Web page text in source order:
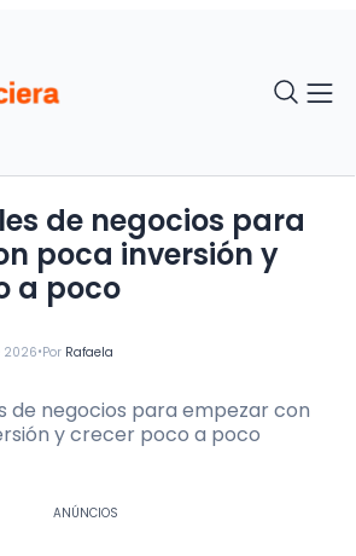
2026•Por Rafaela
de negocios para
poca inversión y
a poco
ANÚNCIOS